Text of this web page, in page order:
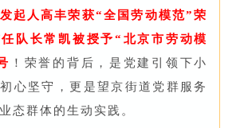
起人高丰荣获“全国劳动模范”荣
队长常凯被授予“北京市劳动模
！荣誉的背后，是党建引领下小
心坚守，更是望京街道党群服务
态群体的生动实践。